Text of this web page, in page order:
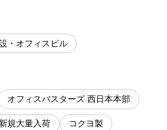
・オフィスビル
オフィスバスターズ 西日本本部
新規大量入荷 コクヨ製